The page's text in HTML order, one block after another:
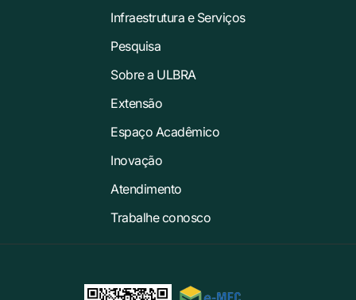
Infraestrutura e Serviços
Pesquisa
Sobre a ULBRA
Extensão
Espaço Acadêmico
Inovação
Atendimento
Trabalhe conosco